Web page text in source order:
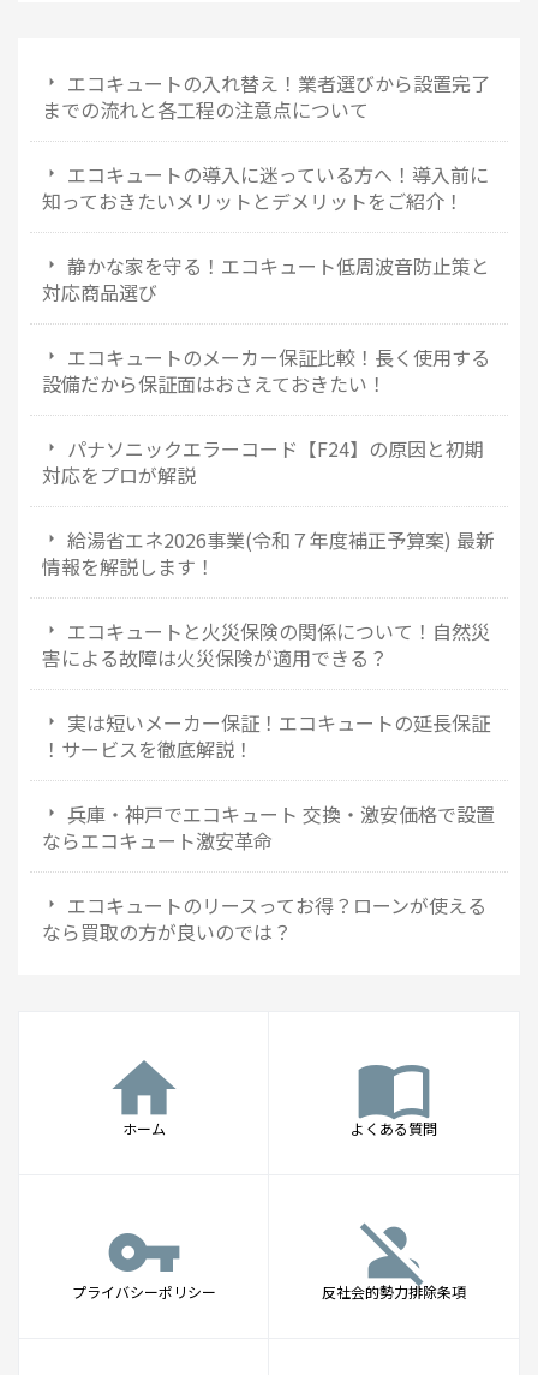
エコキュートの入れ替え！業者選びから設置完了
までの流れと各工程の注意点について
エコキュートの導入に迷っている方へ！導入前に
知っておきたいメリットとデメリットをご紹介！
静かな家を守る！エコキュート低周波音防止策と
対応商品選び
エコキュートのメーカー保証比較！長く使用する
設備だから保証面はおさえておきたい！
パナソニックエラーコード【F24】の原因と初期
対応をプロが解説
給湯省エネ2026事業(令和７年度補正予算案) 最新
情報を解説します！
エコキュートと火災保険の関係について！自然災
害による故障は火災保険が適用できる？
実は短いメーカー保証！エコキュートの延長保証
！サービスを徹底解説！
兵庫・神戸でエコキュート 交換・激安価格で設置
ならエコキュート激安革命
エコキュートのリースってお得？ローンが使える
なら買取の方が良いのでは？
home
ホーム
import_contacts
よくある質問
vpn_key
プライバシーポリシー
person_off
反社会的勢力排除条項